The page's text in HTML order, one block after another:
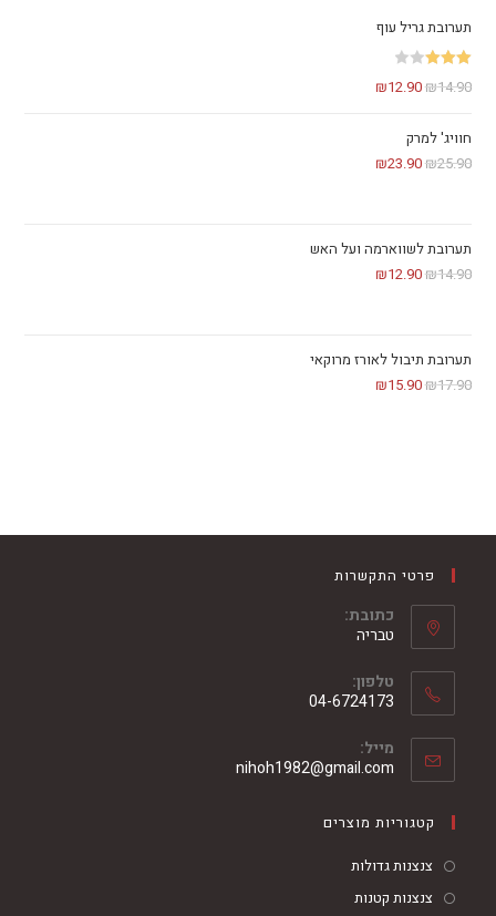
תערובת גריל עוף
דורג
₪14.90
₪12.90
חוויג' למרק
₪25.90
₪23.90
תערובת לשווארמה ועל האש
₪14.90
₪12.90
תערובת תיבול לאורז מרוקאי
₪17.90
₪15.90
פרטי התקשרות
כתובת:
טבריה
טלפון:
04-6724173
מייל:
nihoh1982@gmail.com
קטגוריות מוצרים
צנצנות גדולות
צנצנות קטנות